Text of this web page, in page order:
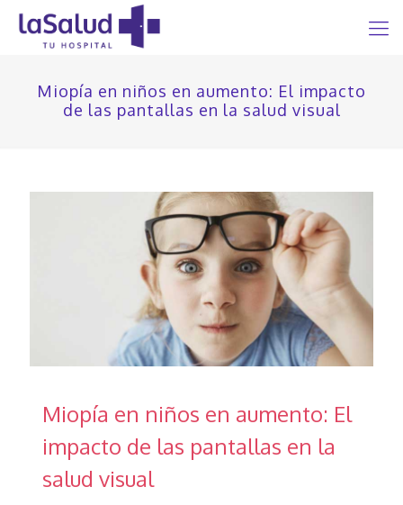
Miopía en niños en aumento: El impacto
de las pantallas en la salud visual
Miopía en niños en aumento: El
impacto de las pantallas en la
salud visual